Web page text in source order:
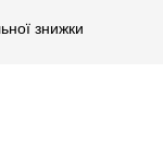
знижки